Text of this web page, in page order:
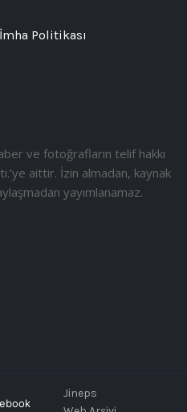
ve fotoğrafların telif hakkı
aittir. İzin almadan, kaynak
yayımlanamaz.
Politikası
Jineps